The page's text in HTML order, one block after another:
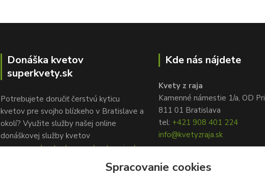
Donáška kvetov
superkvety.sk
Potrebujete doručiť čerstvú kyticu
kvetov pre svojho blízkeho v Bratislave a
okolí? Využite služby našej online
donáškovej služby kvetov
www.superkvety.sk, www.kvetyzraja.sk
Kde nás nájdete
Kvety z raja
Kamenné námestie 1/a, OD
811 01 Bratislava
tel: +421 908 401 224
info@kvetyzraja.sk
Spracovanie cookies